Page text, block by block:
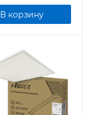
В корзину